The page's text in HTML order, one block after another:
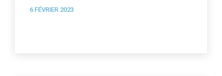
6 FÉVRIER 2023